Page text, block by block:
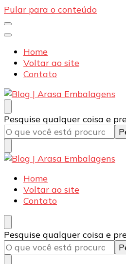
Pular para o conteúdo
Home
Voltar ao site
Contato
Blog | Arasa Embalagens
Confira conteúdos sobre
doces e salgados. Tudo para
qualidade Arasa. Leia nossos
Procurando
algo?
Pesquise qualquer coisa e
Blog | Arasa Embalagens
Confira conteúdos sobre
doces e salgados. Tudo para
qualidade Arasa. Leia nossos
Home
Voltar ao site
Contato
Procurando
algo?
Pesquise qualquer coisa e